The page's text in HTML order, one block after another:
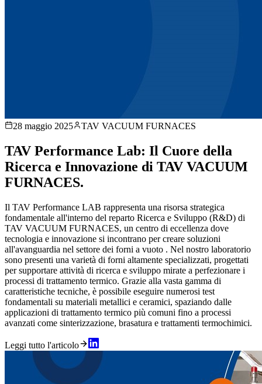
28 maggio 2025 TAV VACUUM FURNACES
TAV Performance Lab: Il Cuore della
Ricerca e Innovazione di TAV VACUUM
FURNACES.
Il TAV Performance LAB rappresenta una risorsa strategica
fondamentale all'interno del reparto Ricerca e Sviluppo (R&D) di
TAV VACUUM FURNACES, un centro di eccellenza dove
tecnologia e innovazione si incontrano per creare soluzioni
all'avanguardia nel settore dei forni a vuoto . Nel nostro laboratorio
sono presenti una varietà di forni altamente specializzati, progettati
per supportare attività di ricerca e sviluppo mirate a perfezionare i
processi di trattamento termico. Grazie alla vasta gamma di
caratteristiche tecniche, è possibile eseguire numerosi test
fondamentali su materiali metallici e ceramici, spaziando dalle
applicazioni di trattamento termico più comuni fino a processi
avanzati come sinterizzazione, brasatura e trattamenti termochimici.
Leggi tutto l'articolo